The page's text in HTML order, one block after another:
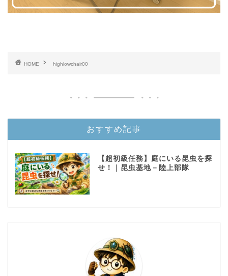
HOME highlowchair00
おすすめ記事
【超初級任務】庭にいる昆虫を探
せ！｜昆虫基地－陸上部隊